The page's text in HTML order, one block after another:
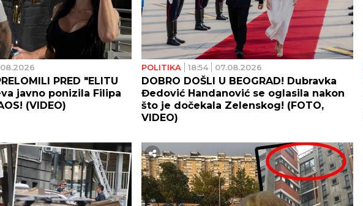
PRED "ELITU
javno ponizila Filipa
(VIDEO)
POLITIKA 18:54 07.08.2026
DOBRO DOŠLI U BEOGRAD! Dubravka
Đedović Handanović se oglasila nakon
što je dočekala Zelenskog! (FOTO,
VIDEO)